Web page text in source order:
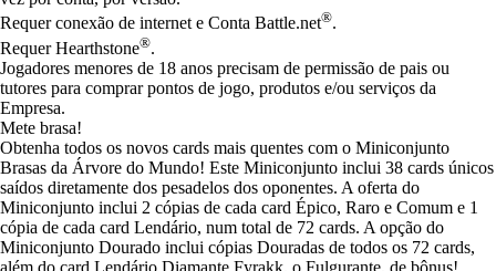
Requer conexão de internet e Conta Battle.net®.
Requer Hearthstone®.
Jogadores menores de 18 anos precisam de permissão de pais ou
tutores para comprar pontos de jogo, produtos e/ou serviços da
Empresa.
Mete brasa!
Obtenha todos os novos cards mais quentes com o Miniconjunto
Brasas da Árvore do Mundo! Este Miniconjunto inclui 38 cards únicos
saídos diretamente dos pesadelos dos oponentes. A oferta do
Miniconjunto inclui 2 cópias de cada card Épico, Raro e Comum e 1
cópia de cada card Lendário, num total de 72 cards. A opção do
Miniconjunto Dourado inclui cópias Douradas de todos os 72 cards,
além do card Lendário Diamante Fyrakk, o Fulgurante, de bônus!